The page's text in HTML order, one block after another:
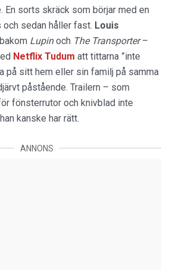
En sorts skräck som börjar med en
sedan håller fast. Louis
Lupinoch The Transporter–
Netflix Tudum att tittarna ”inte
på sitt hem eller sin familj på samma
påstående. Trailern – som
fönsterrutor och knivblad inte
kanske har rätt.
ANNONS